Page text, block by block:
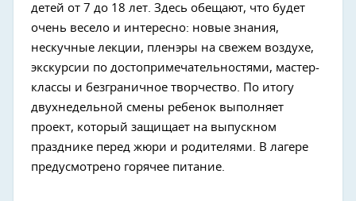
детей от 7 до 18 лет. Здесь обещают, что будет
очень весело и интересно: новые знания,
нескучные лекции, пленэры на свежем воздухе,
экскурсии по достопримечательностями, мастер-
классы и безграничное творчество. По итогу
двухнедельной смены ребенок выполняет
проект, который защищает на выпускном
празднике перед жюри и родителями. В лагере
предусмотрено горячее питание.